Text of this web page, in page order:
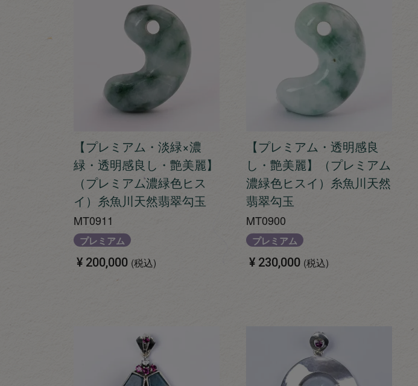
【プレミアム・淡緑×濃
緑・透明感良し・艶美麗】
（プレミアム濃緑色ヒス
イ）糸魚川天然翡翠勾玉
MT0911
プレミアム
¥ 200,000 税込
【プレミアム・透明感良
し・艶美麗】（プレミアム
濃緑色ヒスイ）糸魚川天然
翡翠勾玉
MT0900
プレミアム
¥ 230,000 税込